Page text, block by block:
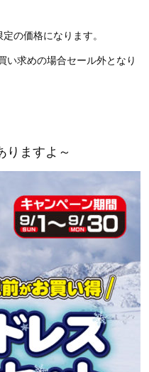
の価格になります。
い求めの場合セール外となり
りますよ～